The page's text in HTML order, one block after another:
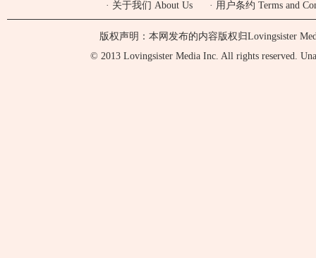
· 关于我们 About Us · 用户条约 Terms and
版权声明：本网发布的内容版权归Lovingsister
© 2013 Lovingsister Media Inc. All rights reserved.